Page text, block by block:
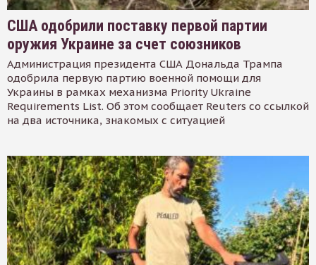
США одобрили поставку первой партии
оружия Украине за счет союзников
Администрация президента США Дональда Трампа
одобрила первую партию военной помощи для
Украины в рамках механизма Priority Ukraine
Requirements List. Об этом сообщает Reuters со ссылкой
на два источника, знакомых с ситуацией